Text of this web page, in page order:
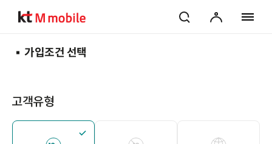
검색
마이페이지
가입조건 선택
고객유형